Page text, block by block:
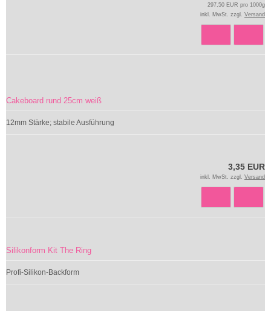
297,50 EUR pro 1000g
inkl. MwSt. zzgl. Versand
Cakeboard rund 25cm weiß
12mm Stärke; stabile Ausführung
3,35 EUR
inkl. MwSt. zzgl. Versand
Silikonform Kit The Ring
Profi-Silikon-Backform